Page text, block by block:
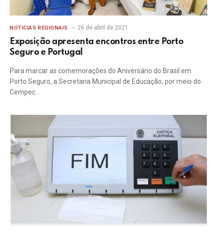
NOTICIAS REGIONAIS 26 de abril de 2021
Exposição apresenta encontros entre Porto
Seguro e Portugal
Para marcar as comemorações do Aniversário do Brasil em
Porto Seguro, a Secretaria Municipal de Educação, por meio do
Cempec…